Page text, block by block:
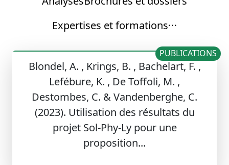
Expertises et formations
Blondel, A. , Krings, B. , Bachelart, F. ,
Lefébure, K. , De Toffoli, M. ,
Destombes, C. & Vandenberghe, C.
(2023). Utilisation des résultats du
projet Sol-Phy-Ly pour une
proposition...
PUBLICATIONS